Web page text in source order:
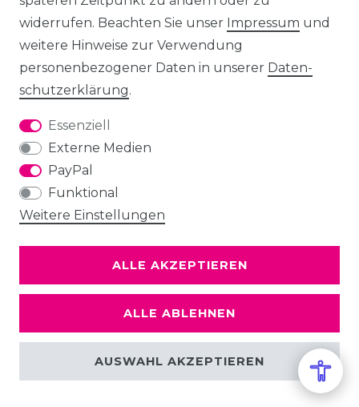
widerrufen. Beachten Sie unser Impressum und
weitere Hinweise zur Verwendung
personenbezogener Daten in unserer Daten­
schutz­erklärung.
Essenziell
Externe Medien
PayPal
Funktional
Weitere Einstellungen
ALLE AKZEPTIEREN
ALLE ABLEHNEN
AUSWAHL AKZEPTIEREN